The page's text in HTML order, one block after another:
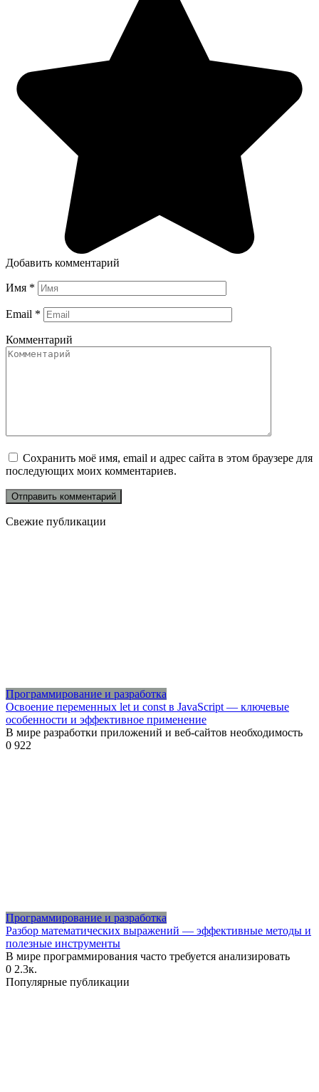
Добавить комментарий
Имя *
Email *
Комментарий
Сохранить моё имя, email и адрес сайта в этом браузере для
последующих моих комментариев.
Свежие публикации
Программирование и разработка
Освоение переменных let и const в JavaScript — ключевые
особенности и эффективное применение
В мире разработки приложений и веб-сайтов необходимость
0 922
Программирование и разработка
Разбор математических выражений — эффективные методы и
полезные инструменты
В мире программирования часто требуется анализировать
0 2.3к.
Популярные публикации